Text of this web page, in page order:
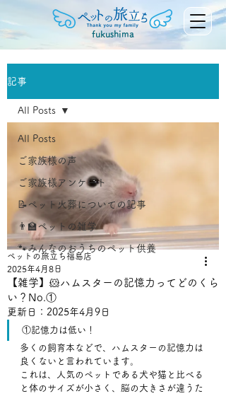
fukushima
記事
All Posts
ご家族様の声
ご家族様アンケート
📝ペット火葬についての記事
👨‍🏫ペットの雑学
🐾みんなのおうちのペット供養
All Posts
【雑学】🐹ハムスターの記憶力ってどのくら
い？No.①
ペットの旅立ち福島店
2025年4月8日
更新日： 2025年4月9日
①記憶力は低い！
多くの飼育本などで、ハムスターの記憶力は
良くないと言われています。
これは、人気のペットである犬や猫と比べる
と体のサイズが小さく、脳の大きさが違うた